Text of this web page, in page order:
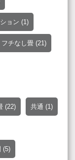
ョン (1)
フチなし畳 (21)
(22) 共通 (1)
(5)